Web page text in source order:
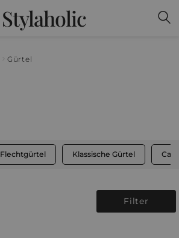
Stylaholic
Gürtel
Flechtgürtel Klassische Gürtel
Filter